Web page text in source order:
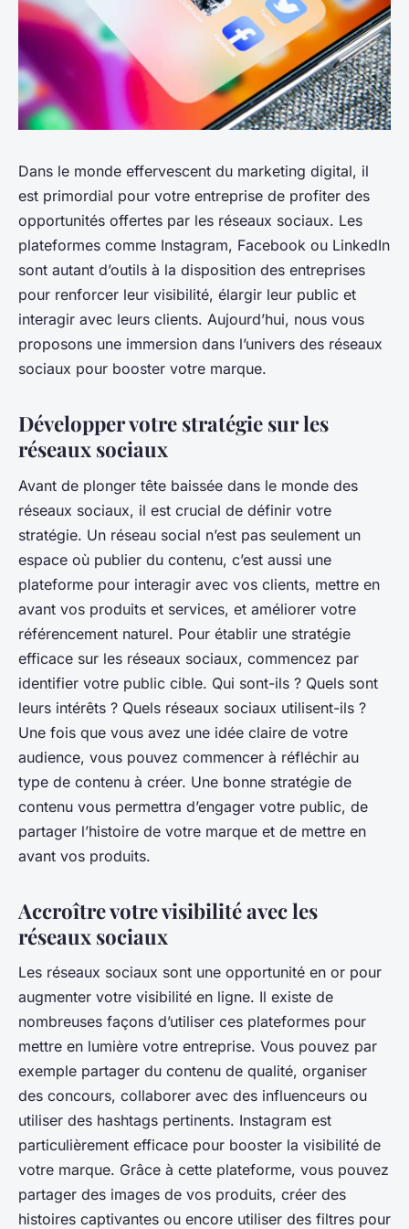
Dans le monde effervescent du marketing digital, il
est primordial pour votre entreprise de profiter des
opportunités offertes par les réseaux sociaux. Les
plateformes comme Instagram, Facebook ou LinkedIn
sont autant d’outils à la disposition des entreprises
pour renforcer leur visibilité, élargir leur public et
interagir avec leurs clients. Aujourd’hui, nous vous
proposons une immersion dans l’univers des réseaux
sociaux pour booster votre marque.
Développer votre stratégie sur les
réseaux sociaux
Avant de plonger tête baissée dans le monde des
réseaux sociaux, il est crucial de définir votre
stratégie. Un réseau social n’est pas seulement un
espace où publier du contenu, c’est aussi une
plateforme pour interagir avec vos clients, mettre en
avant vos produits et services, et améliorer votre
référencement naturel. Pour établir une stratégie
efficace sur les réseaux sociaux, commencez par
identifier votre public cible. Qui sont-ils ? Quels sont
leurs intérêts ? Quels réseaux sociaux utilisent-ils ?
Une fois que vous avez une idée claire de votre
audience, vous pouvez commencer à réfléchir au
type de contenu à créer. Une bonne stratégie de
contenu vous permettra d’engager votre public, de
partager l’histoire de votre marque et de mettre en
avant vos produits.
Accroître votre visibilité avec les
réseaux sociaux
Les réseaux sociaux sont une opportunité en or pour
augmenter votre visibilité en ligne. Il existe de
nombreuses façons d’utiliser ces plateformes pour
mettre en lumière votre entreprise. Vous pouvez par
exemple partager du contenu de qualité, organiser
des concours, collaborer avec des influenceurs ou
utiliser des hashtags pertinents. Instagram est
particulièrement efficace pour booster la visibilité de
votre marque. Grâce à cette plateforme, vous pouvez
partager des images de vos produits, créer des
histoires captivantes ou encore utiliser des filtres pour